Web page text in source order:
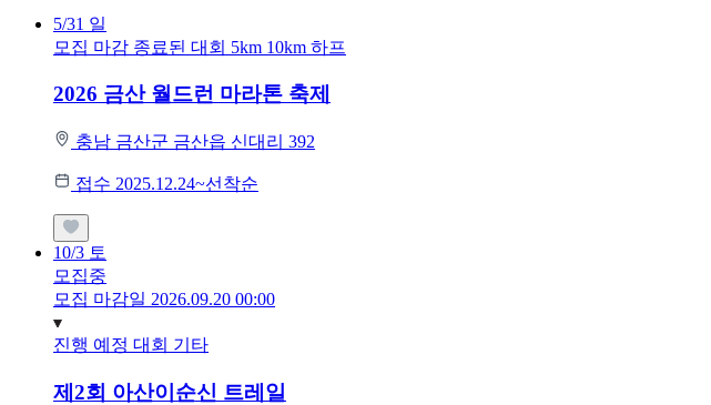
5/31 일
모집 마감 종료된 대회 5km 10km 하프
2026 금산 월드런 마라톤 축제
충남 금산군 금산읍 신대리 392
접수 2025.12.24~선착순
10/3 토
모집중
모집 마감일 2026.09.20 00:00
진행 예정 대회 기타
제2회 아산이순신 트레일